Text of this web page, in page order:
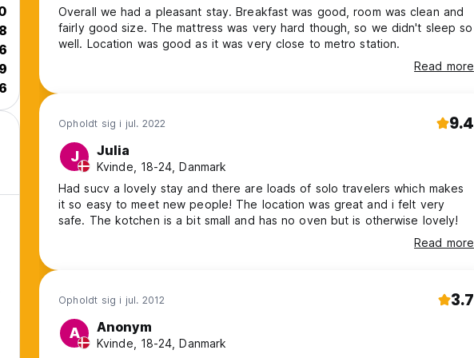
at en fantastisk beliggenhed, en venlig atmosf?re og god v?rdi for pengene ofre
starte din parisiske oplevelse.
Overall we had a pleasant stay. Breakfast was good, room was clean and
fairly good size. The mattress was very hard though, so we didn't sleep so
well. Location was good as it was very close to metro station.
Read more
Opholdt sig i jul. 2022 9.4
J Julia
Kvinde, 18-24, Danmark
Had sucv a lovely stay and there are loads of solo travelers which makes
it so easy to meet new people! The location was great and i felt very
safe. The kotchen is a bit small and has no oven but is otherwise lovely!
Read more
Opholdt sig i jul. 2012 3.7
A Anonym
Kvinde, 18-24, Danmark